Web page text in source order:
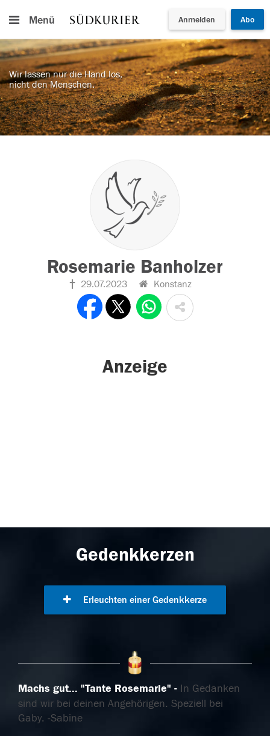
Menü Anmelden Abo
Wir lassen nur die Hand los,
nicht den Menschen.
Rosemarie Banholzer
29.07.2023 Konstanz
Anzeige
Gedenkkerzen
Erleuchten einer Gedenkkerze
Machs gut... "Tante Rosemarie"
In Gedanken
sind wir bei deinen Angehörigen. Speziell bei
Gaby. -Sabine